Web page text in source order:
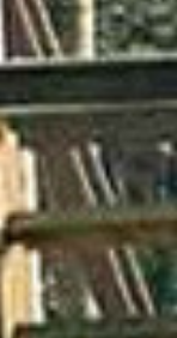
Name:
gaOptout
Zweck:
Dieser
Opt-Out
Cookie
1 Jahr